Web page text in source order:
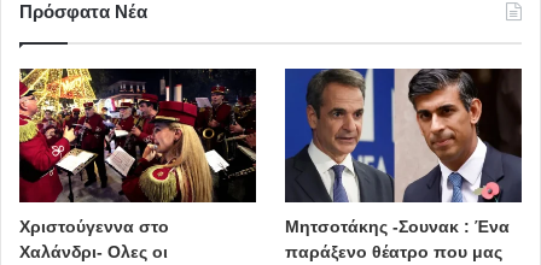
Πρόσφατα Νέα
Χριστούγεννα στο
Χαλάνδρι- Ολες οι
Μητσοτάκης -Σουνακ : Ένα
παράξενο θέατρο που μας